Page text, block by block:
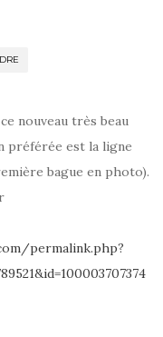
nouveau très beau
préférée est la ligne
bague en photo).
permalink.php?